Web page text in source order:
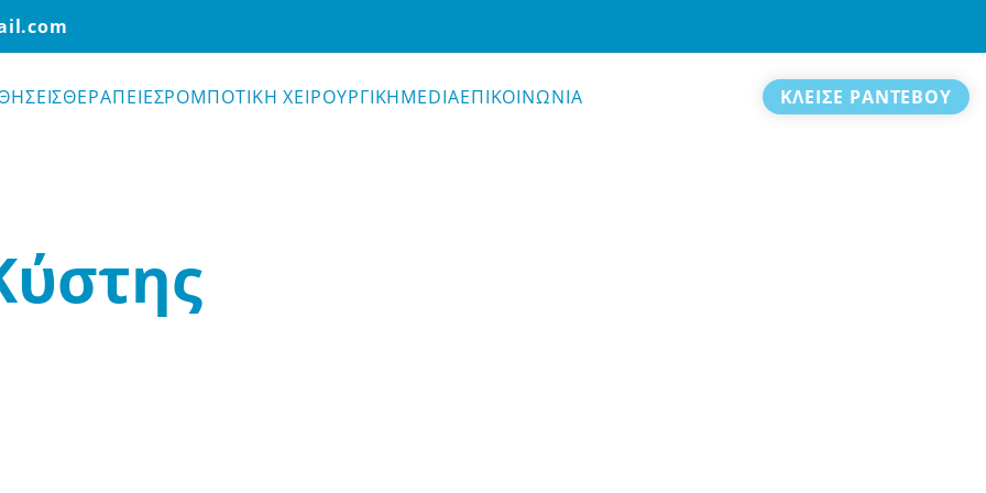
ΘΕΡΑΠΕΙΕΣΡΟΜΠΟΤΙΚΗ ΧΕΙΡΟΥΡΓΙΚΗMEDIAΕΠΙΚΟΙΝΩΝΙΑ ΚΛΕΙΣΕ ΡΑΝΤΕΒΟΥ